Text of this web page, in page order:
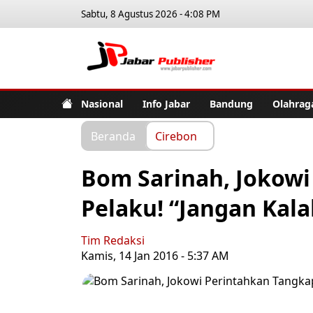
Sabtu, 8 Agustus 2026 - 4:08 PM
Nasional Info Jabar Bandung
Beranda Cirebon
Bom Sarinah,
Pelaku! “Jangan
Tim Redaksi
Kamis, 14 Jan 2016 - 5:37 AM